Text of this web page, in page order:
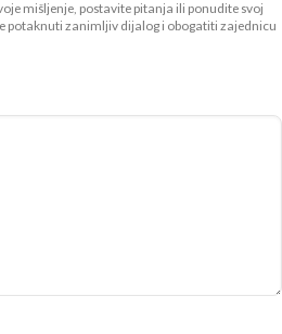
mišljenje, postavite pitanja ili ponudite svoj
potaknuti zanimljiv dijalog i obogatiti zajednicu